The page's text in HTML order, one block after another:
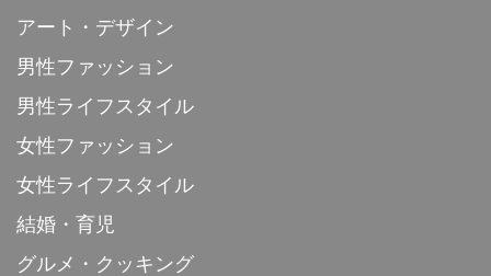
アート・デザイン
男性ファッション
男性ライフスタイル
女性ファッション
女性ライフスタイル
結婚・育児
グルメ・クッキング